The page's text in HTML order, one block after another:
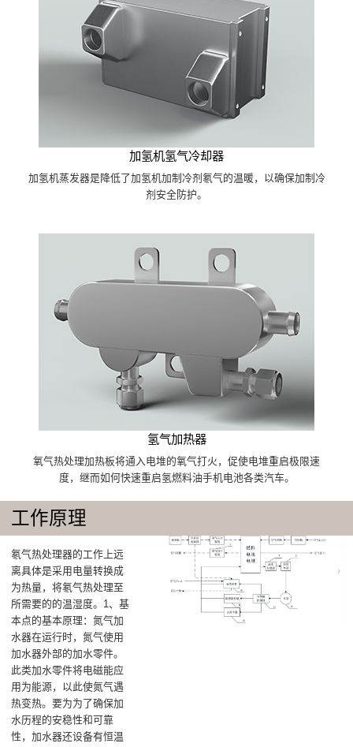
加氢机氢气冷却器
加氢机蒸发器是降低了加氢机加制冷剂氡气的温暖，以确保加制冷
剂安全防护。
氢气加热器
氧气热处理加热板将通入电堆的氧气打火，促使电堆重启极限速
度，继而如何快速重启氢燃料油手机电池各类汽车。
工作原理
氡气热处理器的工作上远
离具体是‌采用电量转换成
为热量，将氡气热处理至
所需要的的温湿度‌。1、基
本点的基本原理：氮气加
水器在运行时，氮气使用
加水器外部的加水零件。
此类加水零件将电磁能应
用为能源，以此使氮气遇
热变热。要为为了确保加
水历程的安稳性和可靠
性，加水器还设备有恒温